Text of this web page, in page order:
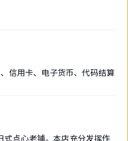
信用卡、电子货币、代码结算
式点心老铺。本店充分发挥作